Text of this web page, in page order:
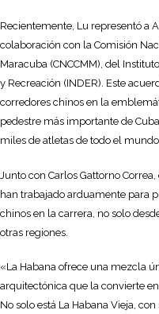
Recientemente, Lu representó a
colaboración con la Comisión
Maracuba (CNCCMM), del
y Recreación (INDER). Este
corredores chinos en la
pedestre más importante de
miles de atletas de todo el
Junto con Carlos Gattorno
han trabajado arduamente para
chinos en la carrera, no solo
otras regiones.
«La Habana ofrece una mezcla
arquitectónica que la convierte
No solo está La Habana Vieja,